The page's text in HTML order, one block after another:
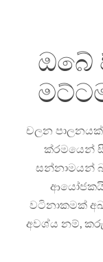
ඔබේ
චලන පාලනයක්
ක්රමයෙන්
සන්නාමයන්
වටිනාකමක්
අවශ්ය නම්,